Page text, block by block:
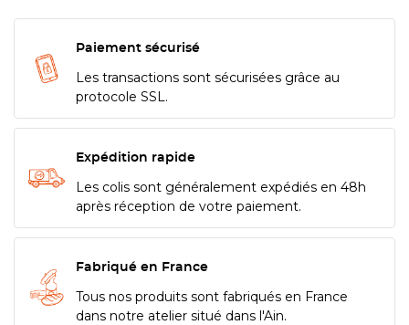
Paiement sécurisé
Les transactions sont sécurisées grâce au
protocole SSL.
Expédition rapide
Les colis sont généralement expédiés en 48h
après réception de votre paiement.
Fabriqué en France
Tous nos produits sont fabriqués en France
dans notre atelier situé dans l'Ain.